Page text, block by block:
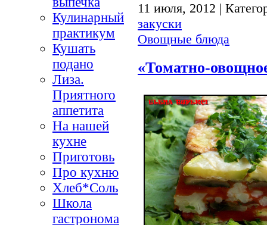
Кулинарный
практикум
Кушать
подано
Лиза.
Приятного
аппетита
На нашей
кухне
Приготовь
Про кухню
Хлеб*Соль
Школа
гастронома
11 июля, 2012 |
закуски
Овощные блюда
«Томатно-